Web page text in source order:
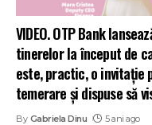
VIDEO. OTP Bank
tinerelor la început de
este, practic, o invitație
temerare și dispuse să
By Gabriela Dinu 5 ani ago